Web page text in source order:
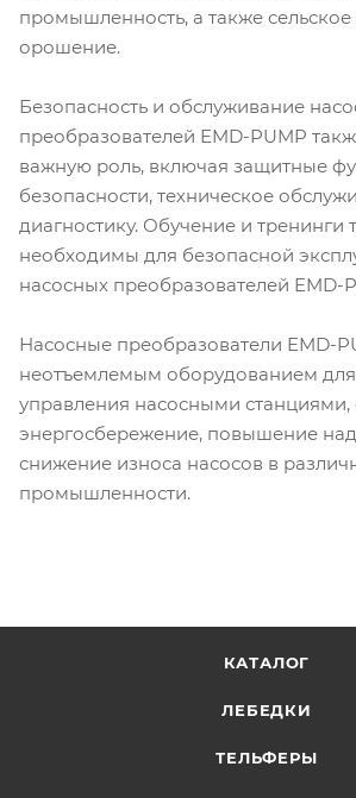
промышленность, а также сельское
орошение.
Безопасность и обслуживание
преобразователей EMD-PUMP
важную роль, включая защитные
безопасности, техническое
диагностику. Обучение и тренинги
необходимы для безопасной
насосных преобразователей EMD-
Насосные преобразователи EMD-
неотъемлемым оборудованием
управления насосными станциями,
энергосбережение, повышение
снижение износа насосов в
промышленности.
КАТАЛОГ
ЛЕБЕДКИ
ТЕЛЬФЕРЫ